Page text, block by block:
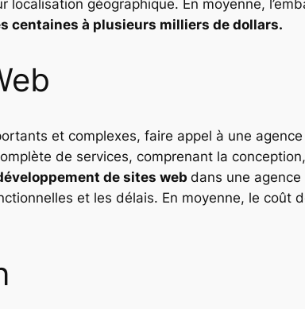
localisation géographique. En moyenne,
centaines à plusieurs milliers de dollars.
et complexes, faire appel à une
de services, comprenant la
de sites webdans une
et les délais. En moyenne, le coût